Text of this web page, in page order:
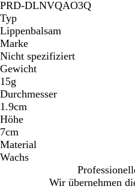
PRD-DLNVQAO3Q
Typ
Lippenbalsam
Marke
Nicht spezifiziert
Gewicht
15g
Durchmesser
1.9cm
Höhe
7cm
Material
Wachs
Wir übernehmen